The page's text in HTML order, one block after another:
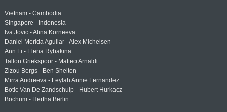
Vietnam - Cambodia
Singapore - Indonesia
Iva Jovic - Alina Korneeva
Daniel Merida Aguilar - Alex Michelsen
Ann Li - Elena Rybakina
Tallon Griekspoor - Matteo Arnaldi
Zizou Bergs - Ben Shelton
Mirra Andreeva - Leylah Annie Fernandez
Botic Van De Zandschulp - Hubert Hurkacz
Bochum - Hertha Berlin